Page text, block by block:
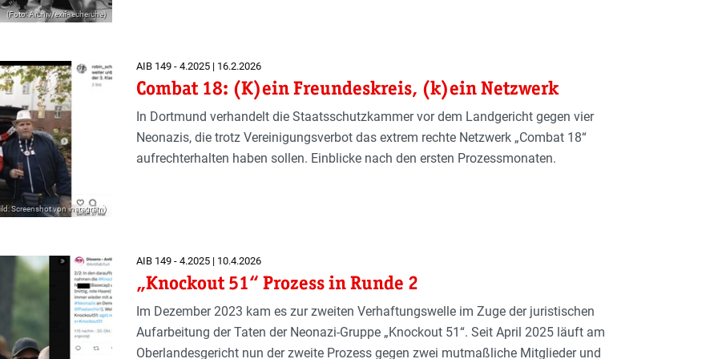
(Foto: Archiv/exif-recherche)
Screenshot von instagram)
AIB 149 - 4.2025 | 16.2.2026
Combat 18: (K)ein Freundeskreis, (k)ein Netzwerk
In Dortmund verhandelt die Staatsschutzkammer vor dem Landgericht gegen vier
Neonazis, die trotz Vereinigungsverbot das extrem rechte Netzwerk „Combat 18“
aufrechterhalten haben sollen. Einblicke nach den ersten Prozessmonaten.
AIB 149 - 4.2025 | 10.4.2026
„Knockout 51“ Prozess in Runde 2
Im Dezember 2023 kam es zur zweiten Verhaftungswelle im Zuge der juristischen
Aufarbeitung der Taten der Neonazi-Gruppe „Knockout 51“. Seit April 2025 läuft am
Oberlandesgericht nun der zweite Prozess gegen zwei mutmaßliche Mitglieder und